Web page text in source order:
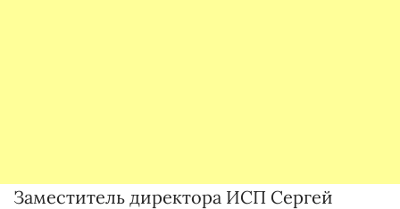
Заместитель директора ИСП Сергей